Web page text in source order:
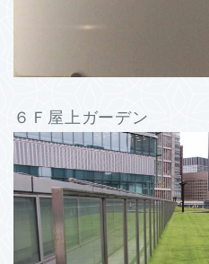
６Ｆ屋上ガーデン